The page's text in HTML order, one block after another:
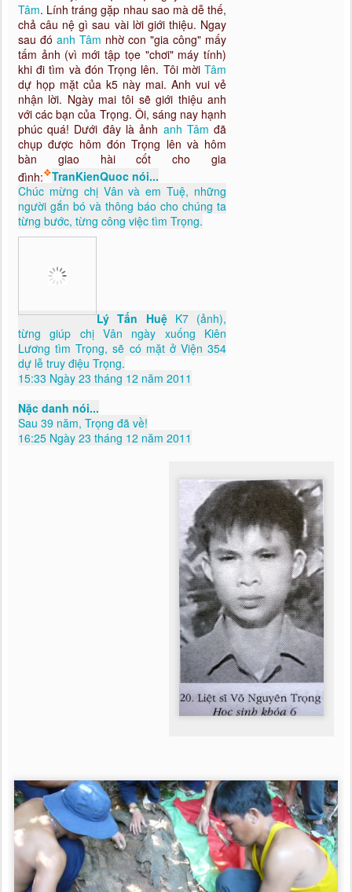
Tâm. Lính tráng gặp nhau sao mà dễ thế,
chả câu nệ gì sau vài lời giới thiệu. Ngay
sau đó anh Tâm nhờ con "gia công" mấy
tấm ảnh (vì mới tập tọe "chơi" máy tính)
khi đi tìm và đón Trọng lên. Tôi mờiTâm
dự họp mặt của k5 này mai. Anh vui vẻ
nhận lời. Ngày mai tôi sẽ giới thiệu anh
với các bạn của Trọng. Ôi, sáng nay hạnh
phúc quá! Dưới đây là ảnh anh Tâm đã
chụp được hôm đón Trọng lên và hôm
bàn giao hài cốt cho gia
đình:❖TranKienQuoc nói...
Chúc mừng chị Vân và em Tuệ, những
người gắn bó và thông báo cho chúng ta
từng bước, từng công việc tìm Trọng.
Lý Tấn Huệ K7 (ảnh),
từng giúp chị Vân ngày xuống Kiên
Lương tìm Trọng, sẽ có mặt ở Viện 354
dự lễ truy điệu Trọng.
15:33 Ngày 23 tháng 12 năm 2011
Nặc danh nói...
Sau 39 năm, Trọng đã về!
16:25 Ngày 23 tháng 12 năm 2011